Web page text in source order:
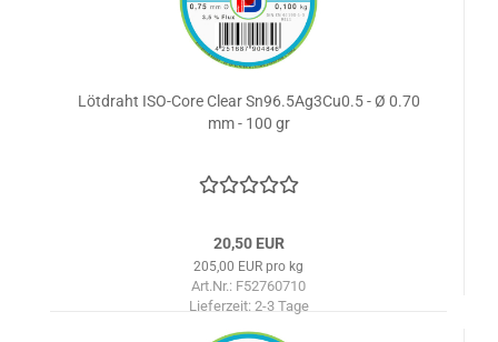
Lötdraht ISO-Core Clear Sn96.5Ag3Cu0.5 - Ø 0.70
mm - 100 gr
20,50 EUR
205,00 EUR pro kg
Art.Nr.: F52760710
Lieferzeit: 2-3 Tage